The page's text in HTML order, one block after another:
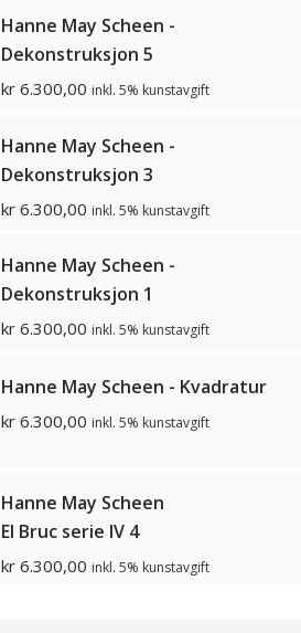
Hanne May Scheen -
Dekonstruksjon 5
kr6.300,00 inkl. 5% kunstavgift
Hanne May Scheen -
Dekonstruksjon 3
kr6.300,00 inkl. 5% kunstavgift
Hanne May Scheen -
Dekonstruksjon 1
kr6.300,00 inkl. 5% kunstavgift
Hanne May Scheen - Kvadratur
kr6.300,00 inkl. 5% kunstavgift
Hanne May Scheen
El Bruc serie IV 4
kr6.300,00 inkl. 5% kunstavgift